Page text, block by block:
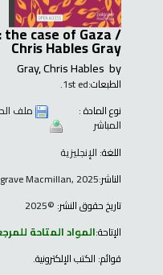
the case of Gaza /
Chris Hables Gray
by
Gray, Chris Hables
الطبعات:1st ed.
نوع المادة :
ملف
المباشر
اللغة: الإنجليزية
الناشر:Macmillan, 2025
تاريخ حقوق النشر: ©2025
الإتاحة:المواد المتاحة
قوائم: الكتب الإلكترونية.